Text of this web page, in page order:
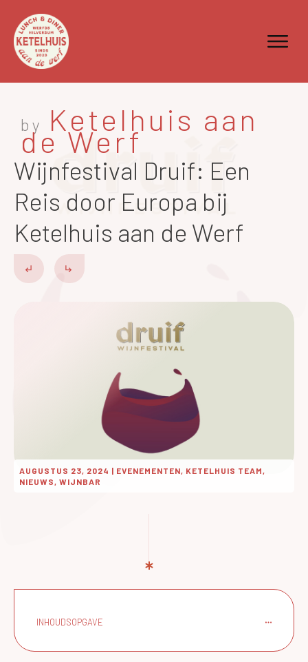
by Ketelhuis aan
de Werf
Wijnfestival Druif: Een
Reis door Europa bij
Ketelhuis aan de Werf
AUGUSTUS 23, 2024 | EVENEMENTEN, KETELHUIS TEAM,
NIEUWS, WIJNBAR
INHOUDSOPGAVE